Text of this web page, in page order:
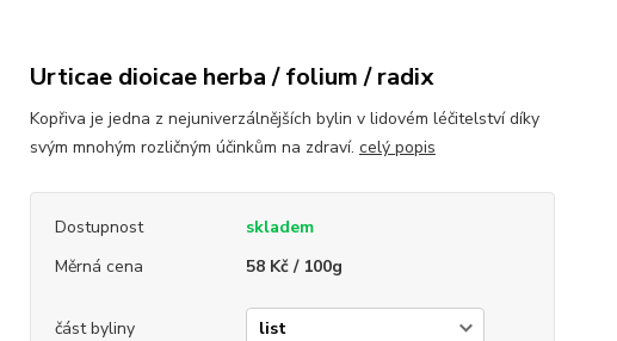
Urticae dioicae herba / folium / radix
Kopřiva je jedna z nejuniverzálnějších bylin v lidovém léčitelství díky
svým mnohým rozličným účinkům na zdraví. celý popis
Dostupnost
skladem
Měrná cena
58 Kč / 100g
část byliny